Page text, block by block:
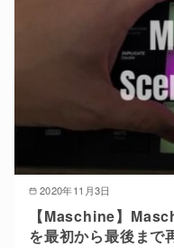
2020年11月3日
【Maschine】
を最初から最後まで